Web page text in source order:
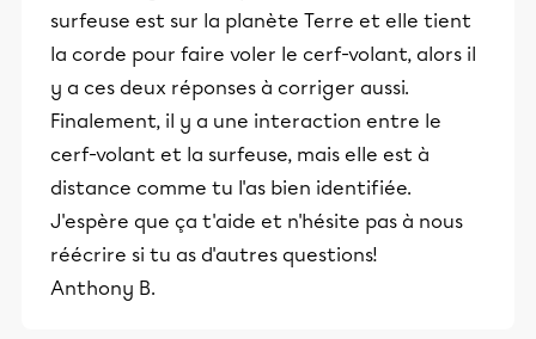
surfeuse est sur la planète Terre et elle tient
la corde pour faire voler le cerf-volant, alors il
y a ces deux réponses à corriger aussi.
Finalement, il y a une interaction entre le
cerf-volant et la surfeuse, mais elle est à
distance comme tu l'as bien identifiée.
J'espère que ça t'aide et n'hésite pas à nous
réécrire si tu as d'autres questions!
Anthony B.